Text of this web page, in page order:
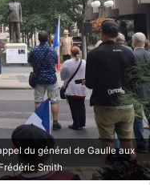
du général de Gaulle aux
Smith